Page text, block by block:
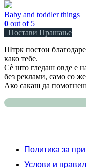
Baby and toddler things
0 out of 5
Постави Прашање
Штрк постои
како тебе.
Сè што гледаш овде е
без реклами, само со
Ако сакаш да
Политика за
Услови и